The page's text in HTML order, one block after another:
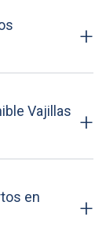
+
Vajillas +
en
+